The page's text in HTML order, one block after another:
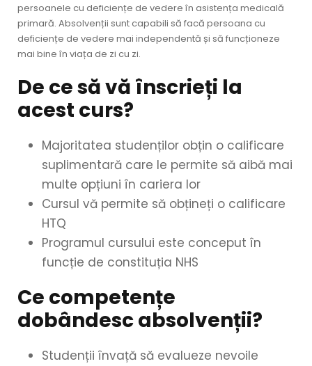
persoanele cu deficiențe de vedere în asistența medicală
primară. Absolvenții sunt capabili să facă persoana cu
deficiențe de vedere mai independentă și să funcționeze
mai bine în viața de zi cu zi.
De ce să vă înscrieți la
acest curs?
Majoritatea studenților obțin o calificare
suplimentară care le permite să aibă mai
multe opțiuni în cariera lor
Cursul vă permite să obțineți o calificare
HTQ
Programul cursului este conceput în
funcție de constituția NHS
Ce competențe
dobândesc absolvenții?
Studenții învață să evalueze nevoile